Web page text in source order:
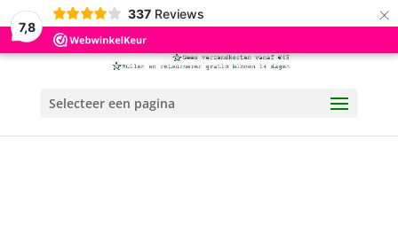
7,8
337 Reviews ×
Selecteer een pagina